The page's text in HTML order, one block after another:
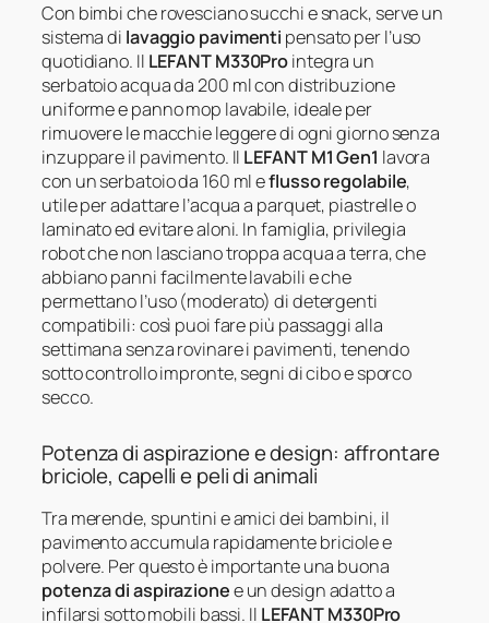
Con bimbi che rovesciano succhi e snack, serve un
sistema di lavaggio pavimenti pensato per l’uso
quotidiano. Il LEFANT M330Prointegra un
serbatoio acqua da 200 ml con distribuzione
uniforme e panno mop lavabile, ideale per
rimuovere le macchie leggere di ogni giorno senza
inzuppare il pavimento. Il LEFANT M1 Gen1 lavora
con un serbatoio da 160 ml eflusso regolabile,
utile per adattare l’acqua a parquet, piastrelle o
laminato ed evitare aloni. In famiglia, privilegia
robot che non lasciano troppa acqua a terra, che
abbiano panni facilmente lavabili e che
permettano l’uso (moderato) di detergenti
compatibili: così puoi fare più passaggi alla
settimana senza rovinare i pavimenti, tenendo
sotto controllo impronte, segni di cibo e sporco
secco.
Potenza di aspirazione e design: affrontare
briciole, capelli e peli di animali
Tra merende, spuntini e amici dei bambini, il
pavimento accumula rapidamente briciole e
polvere. Per questo è importante una buona
potenza di aspirazionee un design adatto a
infilarsi sotto mobili bassi. Il LEFANT M330Pro